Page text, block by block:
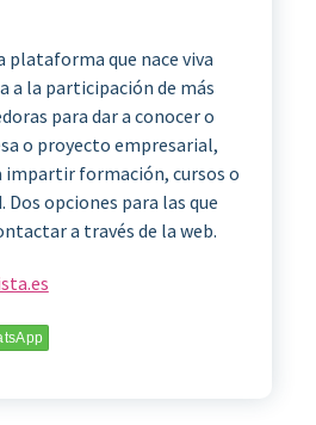
plataforma que nace viva
a la participación de más
para dar a conocer o
o proyecto empresarial,
impartir formación, cursos o
opciones para las que
a través de la web.